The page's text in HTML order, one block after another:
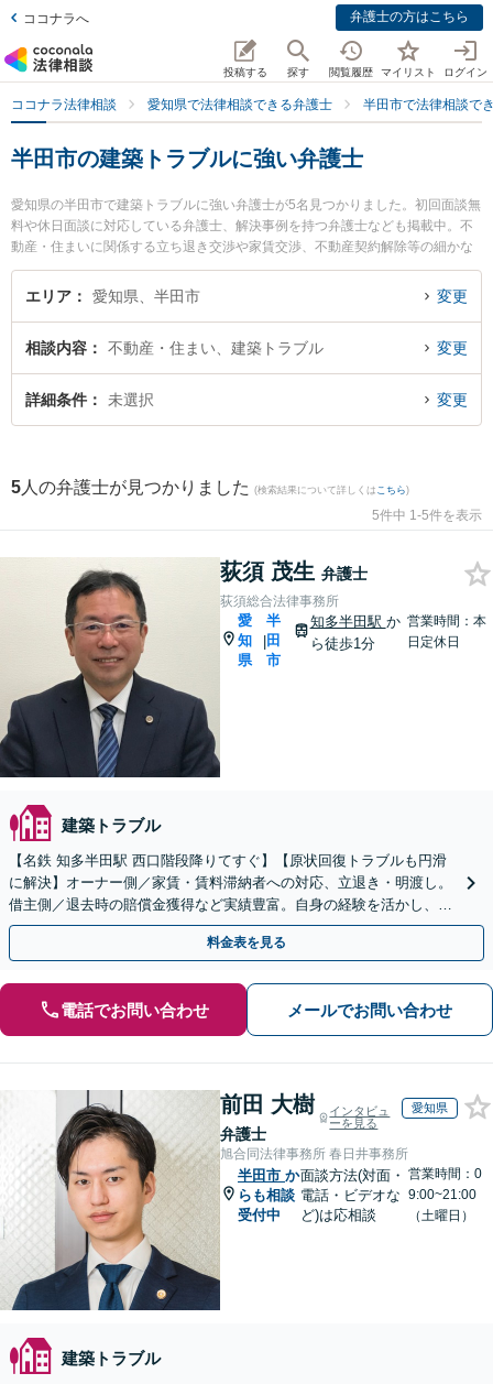
ココナラへ 弁護士の方はこちら
投稿する 探す 閲覧履歴 マイリスト ログイン
ココナラ法律相談 愛知県で法律相談できる弁護士 半田市で法律相談で
半田市の建築トラブルに強い弁護士
愛知県の半田市で建築トラブルに強い弁護士が5名見つかりました。初回面談無
料や休日面談に対応している弁護士、解決事例を持つ弁護士なども掲載中。不
動産・住まいに関係する立ち退き交渉や家賃交渉、不動産契約解除等の細かな
分野での絞り込み検索もでき便利です。特に荻須総合法律事務所の荻須 茂生弁
護士や榊原顕太郎法律事務所の榊原 顕太郎弁護士、半田知多総合法律事務所の
士に相談したい』『建築トラブルのトラブル解決の実績豊富な近くの弁護士を
検索したい』『初回相談無料で建築トラブルを法律相談できる半田市内の弁護
士に相談予約したい』などでお困りの相談者さんにおすすめです。
エリア 愛知県、半田市 変更
相談内容 不動産・住まい、建築トラブル 変更
詳細条件 未選択 変更
5 人の弁護士が見つかりました (検索結果について詳しくは こちら)
5件中 1-5件を表示
荻須 茂生 弁護士
荻須総合法律事務所
愛
知
県
|
半
田
市
知多半田駅 か
ら徒歩1分
営業時間：本
日定休日
建築トラブル
【名鉄 知多半田駅 西口階段降りてすぐ】【原状回復トラブルも円滑
に解決】オーナー側／家賃・賃料滞納者への対応、立退き・明渡し。
借主側／退去時の賠償金獲得など実績豊富。自身の経験を活かし、親
身に対応いたします【初回相談30分無料】
料金表を見る
電話でお問い合わせ メールでお問い合わせ
前田 大樹
弁護士
インタビュ
ーを見る
愛知県
旭合同法律事務所 春日井事務所
半田市 か
らも相談
受付中
面談方法(対面・
電話・ビデオな
ど)は応相談
営業時間：0
9:00~21:00
（土曜日）
建築トラブル